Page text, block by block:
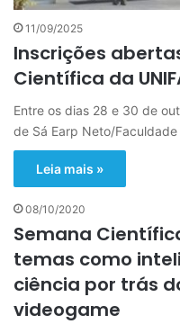
11/09/2025
Inscrições
Científica da
Entre os dias 28 e 30 de
de Sá Earp Neto/
Leia mais »
08/10/2020
Semana
temas como
ciência por trás
videogame